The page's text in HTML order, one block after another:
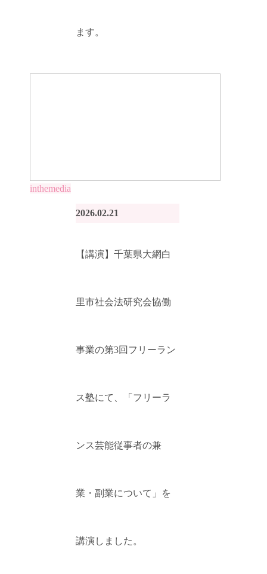
ます。
inthemedia
【講演】千葉県大網白
里市社会法研究会協働
事業の第3回フリーラン
ス塾にて、「フリーラ
ンス芸能従事者の兼
業・副業について」を
講演しました。
2026.02.21